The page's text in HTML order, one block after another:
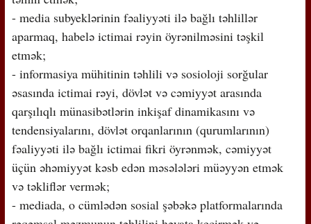
- media subyeklərinin fəaliyyəti ilə bağlı təhlillər
aparmaq, habelə ictimai rəyin öyrənilməsini təşkil
etmək;
- informasiya mühitinin təhlili və sosioloji sorğular
əsasında ictimai rəyi, dövlət və cəmiyyət arasında
qarşılıqlı münasibətlərin inkişaf dinamikasını və
tendensiyalarını, dövlət orqanlarının (qurumlarının)
fəaliyyəti ilə bağlı ictimai fikri öyrənmək, cəmiyyət
üçün əhəmiyyət kəsb edən məsələləri müəyyən etmək
və təkliflər vermək;
- mediada, o cümlədən sosial şəbəkə platformalarında